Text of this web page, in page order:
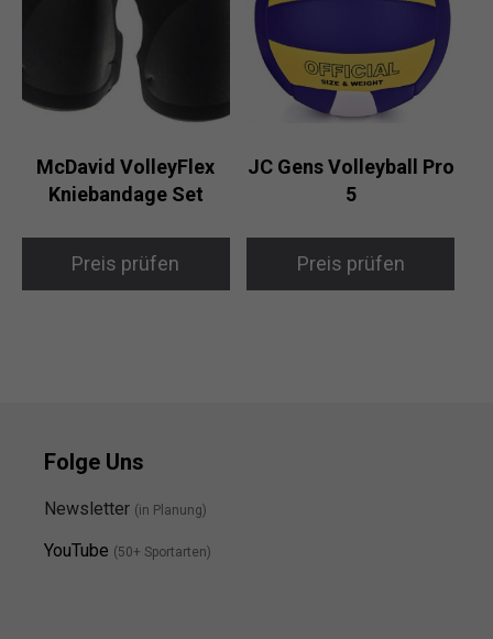
McDavid VolleyFlex
Kniebandage Set
Preis prüfen
JC Gens Volleyball Pro
5
Preis prüfen
Folge Uns
Newsletter (in Planung)
YouTube (50+ Sportarten)